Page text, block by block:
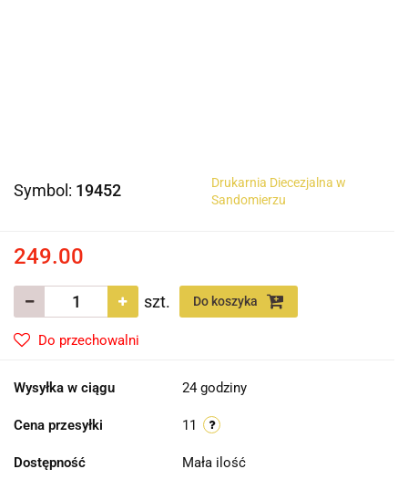
Symbol: 19452
Drukarnia Diecezjalna w
Sandomierzu
249.00
szt. Do koszyka
Do przechowalni
Wysyłka w ciągu 24 godziny
Cena przesyłki 11
Dostępność Mała ilość